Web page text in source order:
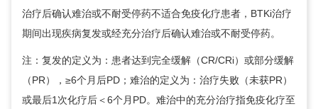
治疗后确认难治或不耐受停药不适合免疫化疗患者，BTKi治疗
期间出现疾病复发或经充分治疗后确认难治或不耐受停药。
注：复发的定义为：患者达到完全缓解（CR/CRi）或部分缓解
（PR），≥6个月后PD；难治的定义为：治疗失败（未获PR）
或最后1次化疗后＜6个月PD。难治中的充分治疗指免疫化疗至